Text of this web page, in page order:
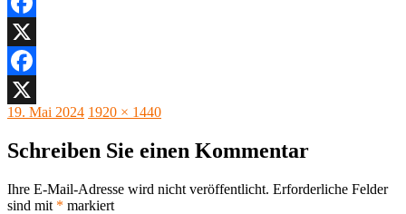
Facebook
X
Facebook
X
Veröffentlicht
19. Mai 2024 Originalgröße
1920 × 1440
Schreiben Sie einen Kommentar
Ihre E-Mail-Adresse wird nicht veröffentlicht. Erforderliche Felder
sind mit * markiert